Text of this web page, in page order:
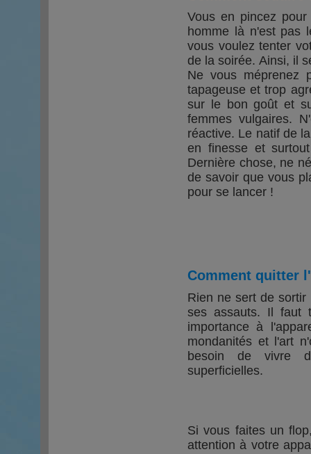
Vous en pincez
homme là n'est pas
vous voulez tenter
de la soirée. Ainsi, il
Ne vous méprenez
tapageuse et trop
sur le bon goût et
femmes vulgaires.
réactive. Le natif de
en finesse et
Dernière chose, ne
de savoir que vous
pour se lancer !
Comment quitter
Rien ne sert de
ses assauts. Il faut
importance à
mondanités et l'art
besoin de vivre
superficielles.
Si vous faites un
attention à votre